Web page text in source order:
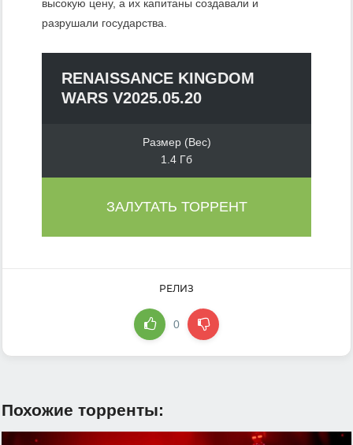
высокую цену, а их капитаны создавали и
разрушали государства.
RENAISSANCE KINGDOM
WARS V2025.05.20
Размер (Вес)
1.4 Гб
ЗАЛУТАТЬ ТОРРЕНТ
РЕЛИЗ
0
Похожие торренты: